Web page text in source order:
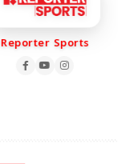
Reporter Sports